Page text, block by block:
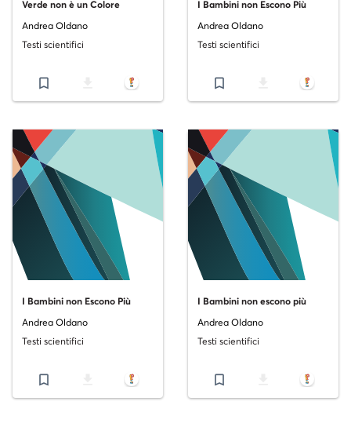
Verde non è un Colore
Andrea Oldano
Testi scientifici
bookmark_border
I Bambini non Escono Più
Andrea Oldano
Testi scientifici
bookmark_border
I Bambini non Escono Più
Andrea Oldano
Testi scientifici
bookmark_border
I Bambini non escono più
Andrea Oldano
Testi scientifici
bookmark_border